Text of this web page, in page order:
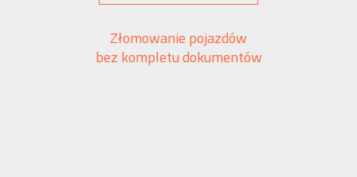
Złomowanie pojazdów
bez kompletu dokumentów